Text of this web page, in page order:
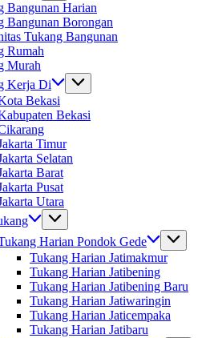
Bangunan Harian
Bangunan Borongan
Tukang Bangunan
Rumah
Murah
Kerja Di
Bekasi
Bekasi
Timur
Selatan
Barat
Pusat
Utara
Harian Pondok Gede
Tukang Harian Jatimakmur
Tukang Harian Jatibening
Tukang Harian Jatibening Baru
Tukang Harian Jatiwaringin
Tukang Harian Jaticempaka
Tukang Harian Jatibaru